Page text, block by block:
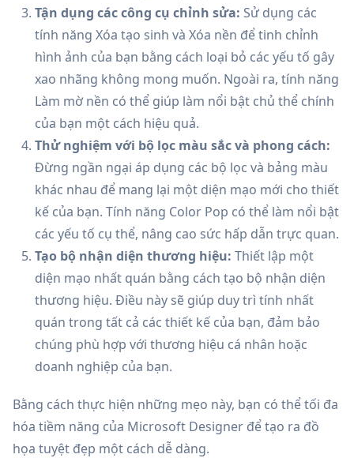
Tận dụng các công cụ chỉnh sửa: Sử dụng các
tính năng Xóa tạo sinh và Xóa nền để tinh chỉnh
hình ảnh của bạn bằng cách loại bỏ các yếu tố gây
xao nhãng không mong muốn. Ngoài ra, tính năng
Làm mờ nền có thể giúp làm nổi bật chủ thể chính
của bạn một cách hiệu quả.
Thử nghiệm với bộ lọc màu sắc và phong cách:
Đừng ngần ngại áp dụng các bộ lọc và bảng màu
khác nhau để mang lại một diện mạo mới cho thiết
kế của bạn. Tính năng Color Pop có thể làm nổi bật
các yếu tố cụ thể, nâng cao sức hấp dẫn trực quan.
Tạo bộ nhận diện thương hiệu: Thiết lập một
diện mạo nhất quán bằng cách tạo bộ nhận diện
thương hiệu. Điều này sẽ giúp duy trì tính nhất
quán trong tất cả các thiết kế của bạn, đảm bảo
chúng phù hợp với thương hiệu cá nhân hoặc
doanh nghiệp của bạn.
Bằng cách thực hiện những mẹo này, bạn có thể tối đa
hóa tiềm năng của Microsoft Designer để tạo ra đồ
họa tuyệt đẹp một cách dễ dàng.